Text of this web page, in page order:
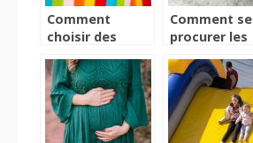
Comment
choisir des
enfant ?
Comment se
procurer les
accessoires
pour bébé ?